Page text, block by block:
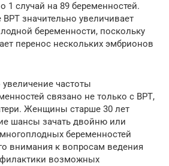
1 случай на 89 беременностей.
значительно увеличивает
беременности, поскольку
перенос нескольких эмбрионов
частоты
связано не только с ВРТ,
Женщины старше 30 лет
шансы зачать двойню или
беременностей
внимания к вопросам ведения
возможных